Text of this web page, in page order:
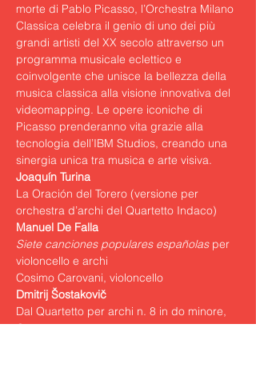
morte di Pablo Picasso, l’Orchestra Milano
Classica celebra il genio di uno dei più
grandi artisti del XX secolo attraverso un
programma musicale eclettico e
coinvolgente che unisce la bellezza della
musica classica alla visione innovativa del
videomapping. Le opere iconiche di
Picasso prenderanno vita grazie alla
tecnologia dell’IBM Studios, creando una
sinergia unica tra musica e arte visiva.
La Oración del Torero (versione per
orchestra d’archi del Quartetto Indaco)
Siete canciones populares españolas per
violoncello e archi
Cosimo Carovani, violoncello
Dal Quartetto per archi n. 8 in do minore,
Op. 110